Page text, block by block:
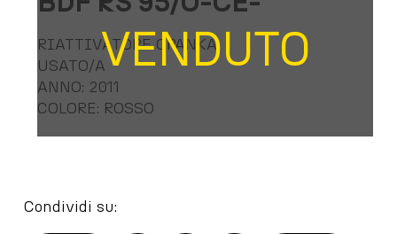
VENDUTO
RIATTIVATORE OPANKA
USATO/A
ANNO: 2011
COLORE: ROSSO
Condividi su: